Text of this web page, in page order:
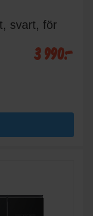
svart, för
3 990:-